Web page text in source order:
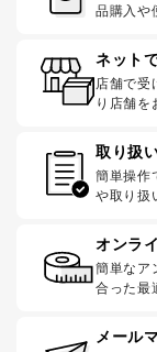
品購入や
ネット
店舗で受
り店舗を
取り扱
簡単操作
や取り扱
オンラ
簡単なア
合った最
メール